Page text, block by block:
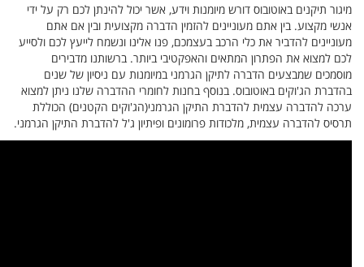
על ידי
אתם
ולסייע
למצוא
הגרמני.